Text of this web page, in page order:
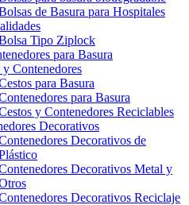
de Basura para Hospitales
Tipo Ziplock
para Basura
y Contenedores
para Basura
para Basura
y Contenedores Reciclables
Decorativos
Decorativos de
Decorativos Metal y
Decorativos Reciclaje